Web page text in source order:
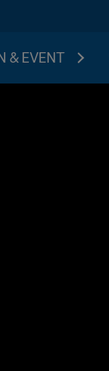
& EVENT